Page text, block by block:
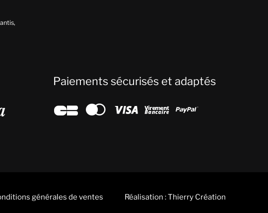
Paiements sécurisés et adaptés
    
générales de ventes Réalisation : Thierry Création